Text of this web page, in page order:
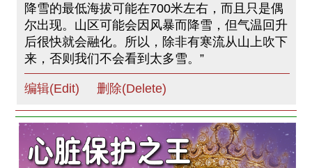
降雪的最低海拔可能在700米左右，而且只是偶
尔出现。山区可能会因风暴而降雪，但气温回升
后很快就会融化。所以，除非有寒流从山上吹下
来，否则我们不会看到太多雪。”
编辑(Edit) 删除(Delete)